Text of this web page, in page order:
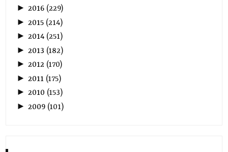
►2016 (229)
► 2015 (214)
►2014 (251)
► 2013 (182)
►2012 (170)
► 2011 (175)
►2010 (153)
► 2009 (101)